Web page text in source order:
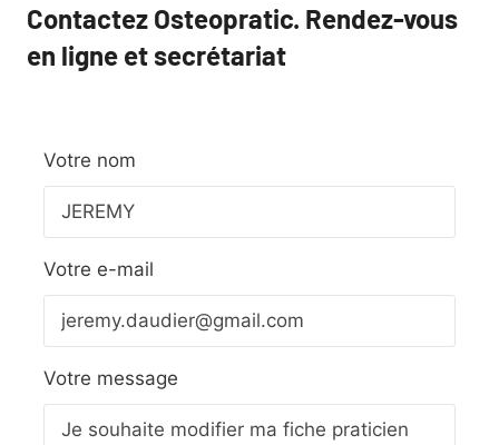
Contactez Osteopratic. Rendez-vous
en ligne et secrétariat
Votre nom
Votre e-mail
Votre message